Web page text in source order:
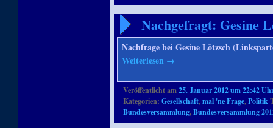
Nachgefragt: Gesine
Nachfrage bei Gesine Lötzsch
Weiterlesen →
Veröffentlicht am25. Januar 2012 um 22:42
Kategorien:Gesellschaft,mal 'ne Frage,Politik
Bundesversammlung,Bundesversammlung